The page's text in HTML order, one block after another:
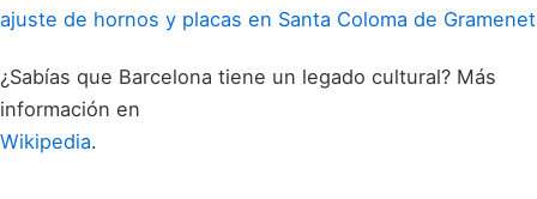
ajuste de hornos y placas en Santa Coloma de Gramenet
¿Sabías que Barcelona tiene un legado cultural? Más
información en
Wikipedia.